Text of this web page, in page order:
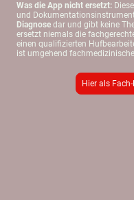
Was die App nicht ersetzt:
und
Diagnose dar und gibt keine
ersetzt niemals die
einen qualifizierten
ist umgehend
Hier als